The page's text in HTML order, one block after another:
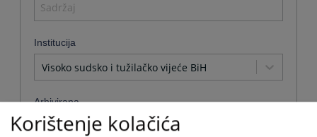
Institucija
Visoko sudsko i tužilačko vijeće BiH
Arhivirana
Ne
Korištenje kolačića